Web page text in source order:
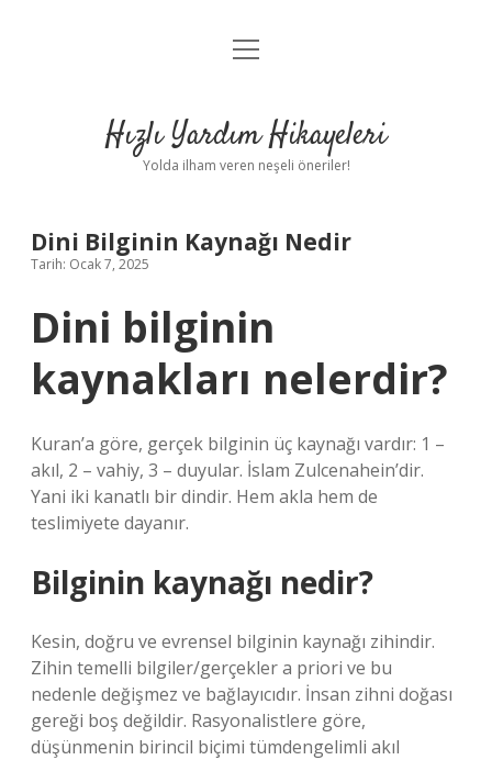
Anasayfa
Yasal Uyarı
menüyü
Hızlı Yardım Hikayeleri
Yolda ilham veren neşeli öneriler!
Dini Bilginin Kaynağı Nedir
Tarih: Ocak 7, 2025
Dini bilginin
kaynakları nelerdir?
Kuran’a göre, gerçek bilginin üç kaynağı vardır: 1 –
akıl, 2 – vahiy, 3 – duyular. İslam Zulcenahein’dir.
Yani iki kanatlı bir dindir. Hem akla hem de
teslimiyete dayanır.
Bilginin kaynağı nedir?
Kesin, doğru ve evrensel bilginin kaynağı zihindir.
Zihin temelli bilgiler/gerçekler a priori ve bu
nedenle değişmez ve bağlayıcıdır. İnsan zihni doğası
gereği boş değildir. Rasyonalistlere göre,
düşünmenin birincil biçimi tümdengelimli akıl